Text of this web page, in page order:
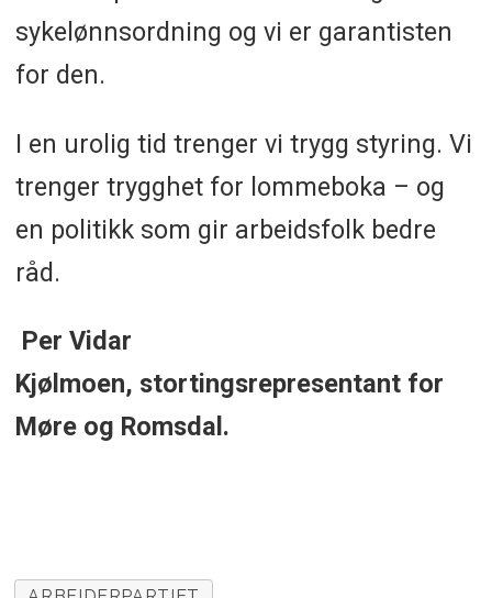
sykelønnsordning og vi er garantisten
for den.
I en urolig tid trenger vi trygg styring. Vi
trenger trygghet for lommeboka – og
en politikk som gir arbeidsfolk bedre
råd.
Per Vidar
Kjølmoen, stortingsrepresentant for
Møre og Romsdal.